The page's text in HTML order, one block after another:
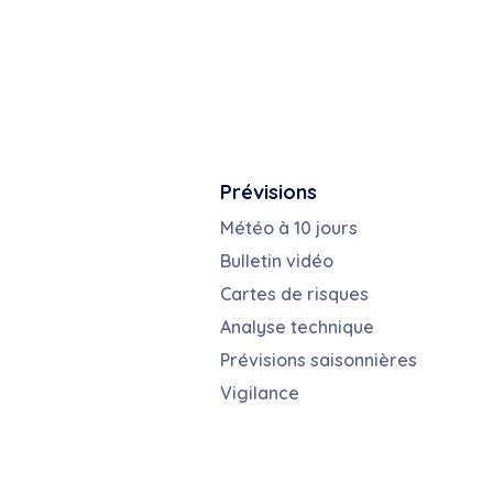
Prévisions
Météo à 10 jours
Bulletin vidéo
Cartes de risques
Analyse technique
Prévisions saisonnières
Vigilance